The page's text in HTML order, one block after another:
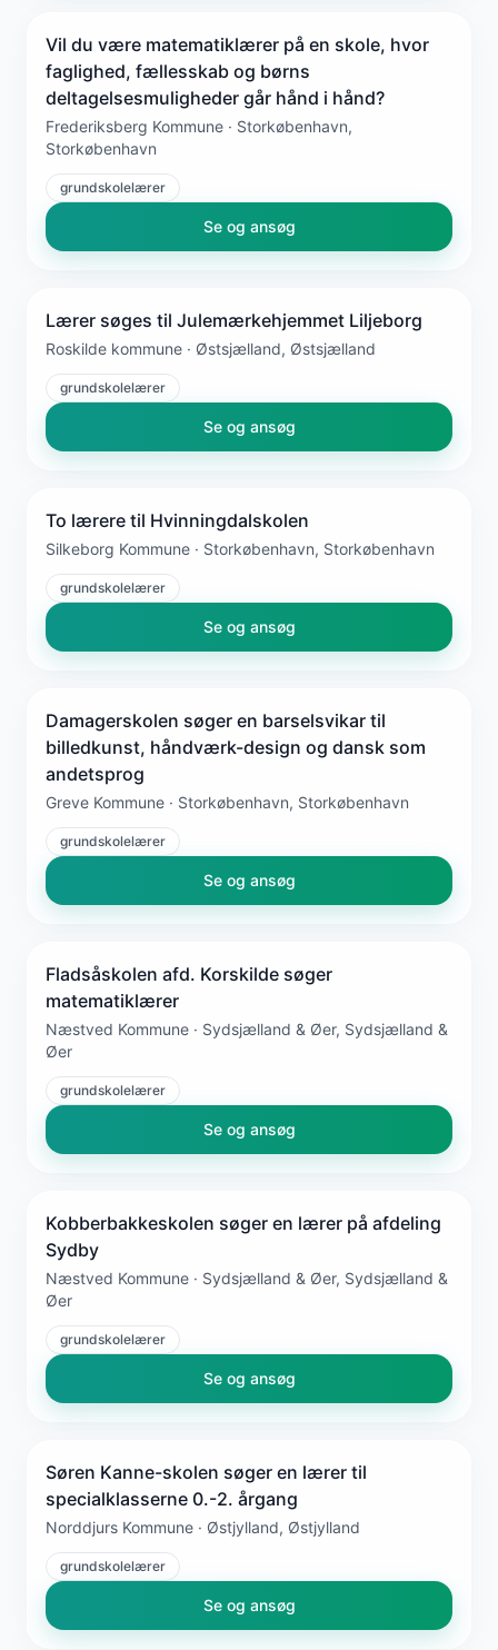
Vil du være matematiklærer på en skole, hvor
faglighed, fællesskab og børns
deltagelsesmuligheder går hånd i hånd?
Frederiksberg Kommune · Storkøbenhavn,
Storkøbenhavn
grundskolelærer
Se og ansøg
Lærer søges til Julemærkehjemmet Liljeborg
Roskilde kommune · Østsjælland, Østsjælland
grundskolelærer
Se og ansøg
To lærere til Hvinningdalskolen
Silkeborg Kommune · Storkøbenhavn, Storkøbenhavn
grundskolelærer
Se og ansøg
Damagerskolen søger en barselsvikar til
billedkunst, håndværk-design og dansk som
andetsprog
Greve Kommune · Storkøbenhavn, Storkøbenhavn
grundskolelærer
Se og ansøg
Fladsåskolen afd. Korskilde søger
matematiklærer
Næstved Kommune · Sydsjælland & Øer, Sydsjælland &
Øer
grundskolelærer
Se og ansøg
Kobberbakkeskolen søger en lærer på afdeling
Sydby
Næstved Kommune · Sydsjælland & Øer, Sydsjælland &
Øer
grundskolelærer
Se og ansøg
Søren Kanne-skolen søger en lærer til
specialklasserne 0.-2. årgang
Norddjurs Kommune · Østjylland, Østjylland
grundskolelærer
Se og ansøg